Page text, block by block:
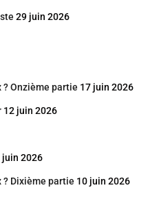
29 juin 2026
? Onzième partie 17 juin 2026
12 juin 2026
juin 2026
? Dixième partie 10 juin 2026